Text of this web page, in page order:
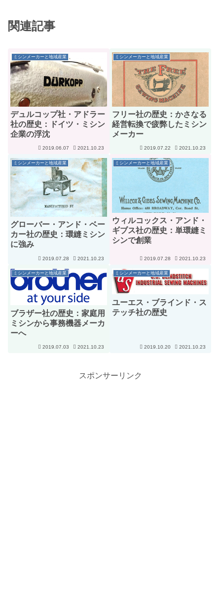
関連記事
ミシンメーカーと地域産業
デュルコップ社・アドラー
社の歴史：ドイツ・ミシン
企業の浮沈
2019.06.07 2021.10.23
ミシンメーカーと地域産業
フリー社の歴史：かさなる
経営転換で疲弊したミシン
メーカー
2019.07.22 2021.10.23
ミシンメーカーと地域産業
グローバー・アンド・ベー
カー社の歴史：環縫ミシン
に強み
2019.07.28 2021.10.23
ミシンメーカーと地域産業
ウィルコックス・アンド・
ギブス社の歴史：単環縫ミ
シンで創業
2019.07.28 2021.10.23
ミシンメーカーと地域産業
ブラザー社の歴史：家庭用
ミシンから事務機器メーカ
ーへ
2019.07.03 2021.10.23
ミシンメーカーと地域産業
ユーエス・ブラインド・ス
テッチ社の歴史
2019.10.20 2021.10.23
スポンサーリンク